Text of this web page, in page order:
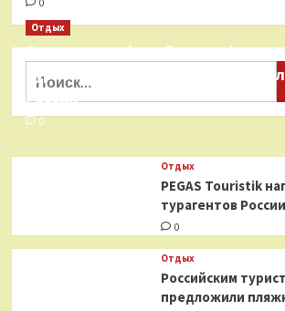
0
Отдых
Бесплатные фотобанки с
туристических
России
0
Отдых
PEGAS Touristik
турагентов России
0
Отдых
Российским
предложили